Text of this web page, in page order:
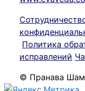
Политика
исправлений
© Пранава